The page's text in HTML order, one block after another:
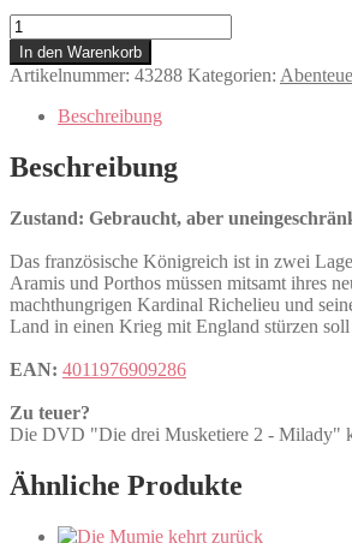
Die
drei
Musketiere
2
Milady
Menge
In den Warenkorb
Artikelnummer: 43288 Kategorien:
Beschreibung
Beschreibung
Zustand: Gebraucht, aber
Das französische Königreich ist in zwei
Aramis und Porthos müssen mitsamt ihres
machthungrigen Kardinal Richelieu und
Land in einen Krieg mit England stürzen soll
EAN: 4011976909286
Zu teuer?
Die DVD "Die drei Musketiere 2 - Milady"
Ähnliche Produkte